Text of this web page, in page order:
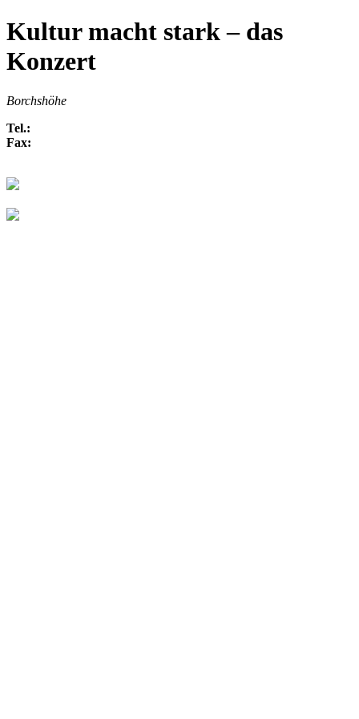
Kultur macht stark – das
Konzert
Borchshöhe
Tel.:
Fax: